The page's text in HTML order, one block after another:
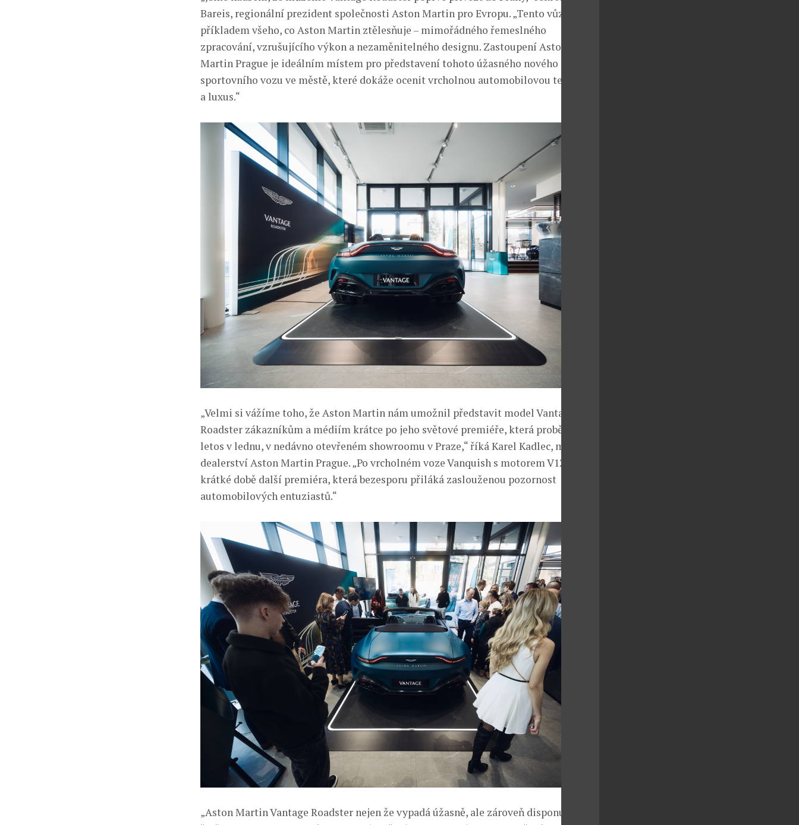
Bareis, regionální prezident společnosti Aston Martin pro Evropu. „Tento vůz je
příkladem všeho, co Aston Martin ztělesňuje – mimořádného řemeslného
zpracování, vzrušujícího výkon a nezaměnitelného designu. Zastoupení Aston
Martin Prague je ideálním místem pro představení tohoto úžasného nového
sportovního vozu ve městě, které dokáže ocenit vrcholnou automobilovou techniku
a luxus.“
„Velmi si vážíme toho, že Aston Martin nám umožnil představit model Vantage
Roadster zákazníkům a médiím krátce po jeho světové premiéře, která proběhla
letos v lednu, v nedávno otevřeném showroomu v Praze,“ říká Karel Kadlec, majitel
dealerství Aston Martin Prague. „Po vrcholném voze Vanquish s motorem V12 je to v
krátké době další premiéra, která bezesporu přiláká zaslouženou pozornost
automobilových entuziastů.“
„Aston Martin Vantage Roadster nejen že vypadá úžasně, ale zároveň disponuje